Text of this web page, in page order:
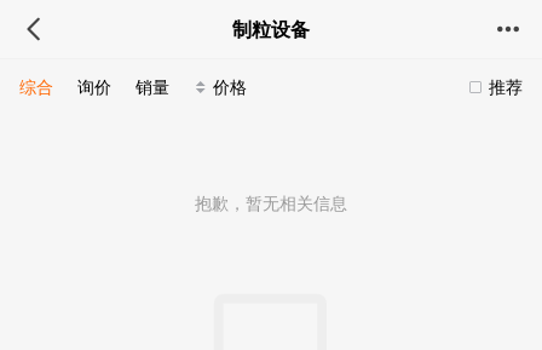
制粒设备
推荐
综合 询价 销量 价格
抱歉，暂无相关信息